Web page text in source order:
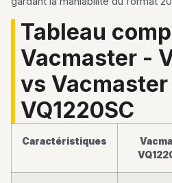
Tableau
Vacmaster -
vs
VQ1220SC
Caractéristiques